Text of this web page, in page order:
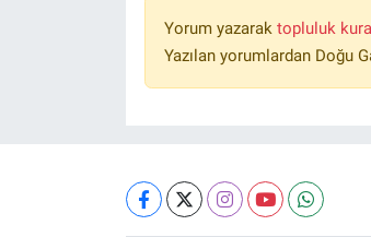
Yorum yazarak topluluk
Yazılan yorumlardan Doğu